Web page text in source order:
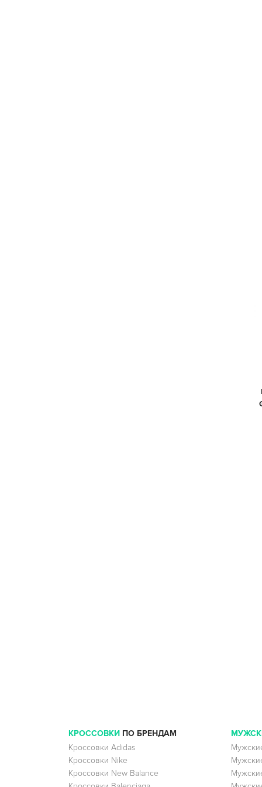
КРОССОВКИ ПО БРЕНДАМ
Кроссовки Adidas
Кроссовки Nike
Кроссовки New Balance